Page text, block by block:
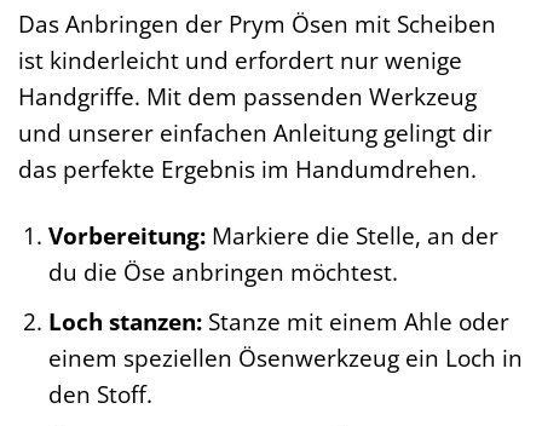
Das Anbringen der Prym Ösen mit Scheiben
ist kinderleicht und erfordert nur wenige
Handgriffe. Mit dem passenden Werkzeug
und unserer einfachen Anleitung gelingt dir
das perfekte Ergebnis im Handumdrehen.
Vorbereitung:Markiere die Stelle, an der
du die Öse anbringen möchtest.
Loch stanzen:Stanze mit einem Ahle oder
einem speziellen Ösenwerkzeug ein Loch in
den Stoff.